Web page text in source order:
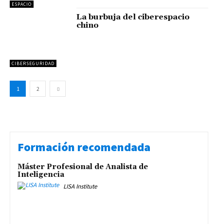
ESPACIO
CIBERSEGURIDAD
La burbuja del ciberespacio
chino
1 2
Formación recomendada
Máster Profesional de Analista de
Inteligencia
LISA Institute